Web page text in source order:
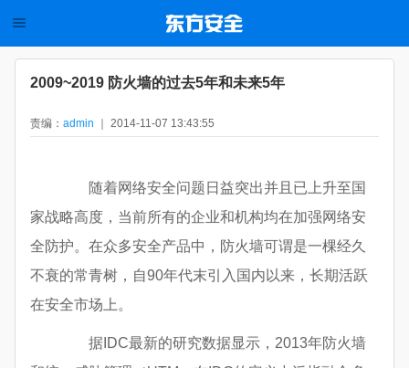
2009~2019 防火墙的过去5年和未来5年
责编： admin ｜ 2014-11-07 13:43:55
随着网络安全问题日益突出并且已上升至国
家战略高度，当前所有的企业和机构均在加强网络安
全防护。在众多安全产品中，防火墙可谓是一棵经久
不衰的常青树，自90年代末引入国内以来，长期活跃
在安全市场上。
据IDC最新的研究数据显示，2013年防火墙